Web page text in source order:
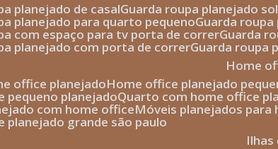
planejado de casal
guarda roupa planejado
planejado para quarto pequeno guarda
com espaço para tv porta de correr guarda
planejado com porta de correr guarda roupa
home
office planejado
home office planejado
pequeno planejado quarto com home office
com home office móveis planejados
planejado grande são paulo